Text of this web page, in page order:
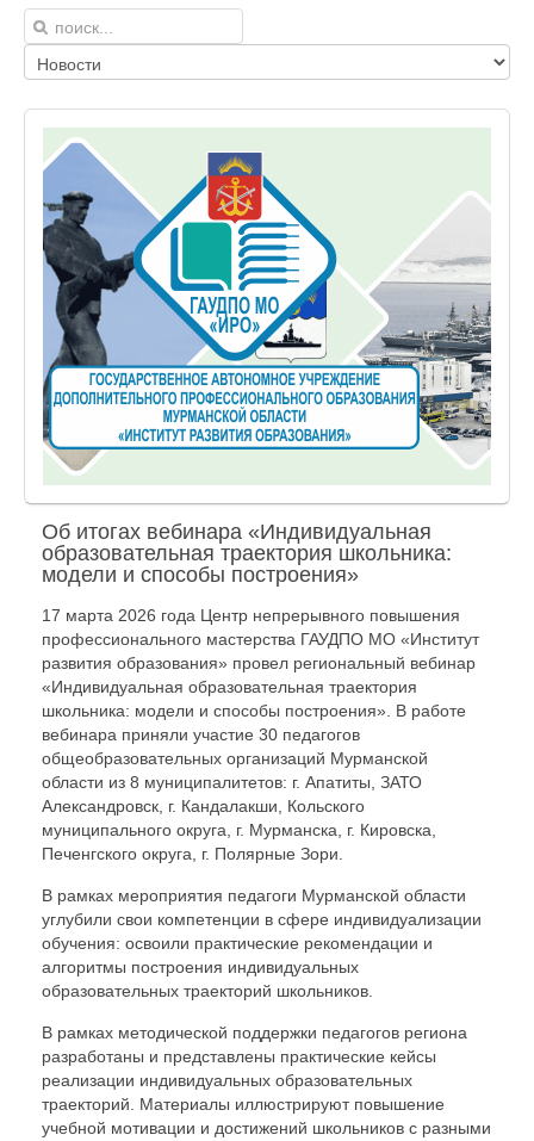
Об итогах вебинара «Индивидуальная
образовательная траектория школьника:
модели и способы построения»
17 марта 2026 года Центр непрерывного повышения
профессионального мастерства ГАУДПО МО «Институт
развития образования» провел региональный вебинар
«Индивидуальная образовательная траектория
школьника: модели и способы построения». В работе
вебинара приняли участие 30 педагогов
общеобразовательных организаций Мурманской
области из 8 муниципалитетов: г. Апатиты, ЗАТО
Александровск, г. Кандалакши, Кольского
муниципального округа, г. Мурманска, г. Кировска,
Печенгского округа, г. Полярные Зори.
В рамках мероприятия педагоги Мурманской области
углубили свои компетенции в сфере индивидуализации
обучения: освоили практические рекомендации и
алгоритмы построения индивидуальных
образовательных траекторий школьников.
В рамках методической поддержки педагогов региона
разработаны и представлены практические кейсы
реализации индивидуальных образовательных
траекторий. Материалы иллюстрируют повышение
учебной мотивации и достижений школьников с разными